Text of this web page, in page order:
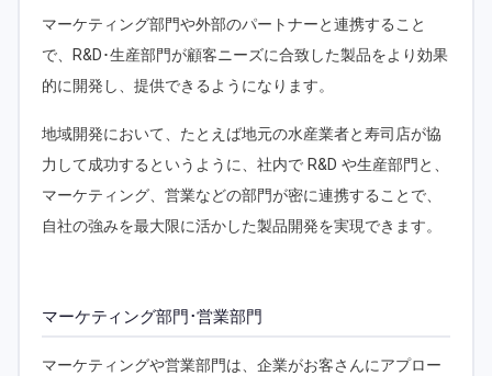
マーケティング部門や外部のパートナーと連携すること
で、R&D･生産部門が顧客ニーズに合致した製品をより効果
的に開発し、提供できるようになります。
地域開発において、たとえば地元の水産業者と寿司店が協
力して成功するというように、社内で R&D や生産部門と、
マーケティング、営業などの部門が密に連携することで、
自社の強みを最大限に活かした製品開発を実現できます。
マーケティング部門･営業部門
マーケティングや営業部門は、企業がお客さんにアプロー